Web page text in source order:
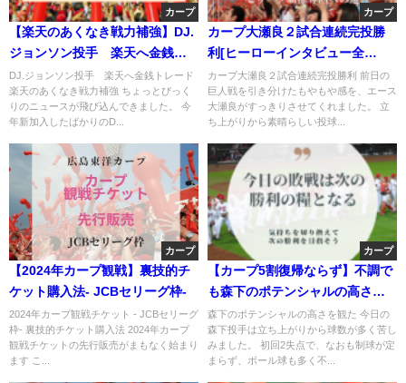
カープ
【楽天のあくなき戦力補強】DJ.
ジョンソン投手 楽天へ金銭ト
レード
DJ.ジョンソン投手 楽天へ金銭トレード
楽天のあくなき戦力補強 ちょっとびっく
りのニュースが飛び込んできました。 今
年新加入したばかりのD...
カープ
カープ大瀬良２試合連続完投勝
利[ヒーローインタビュー全
文] -またも三好が超絶プレーで
救う-
カープ大瀬良２試合連続完投勝利 前日の
巨人戦を引き分けたもやもや感を、エース
大瀬良がすっきりさせてくれました。 立
ち上がりから素晴らしい投球...
カープ
【2024年カープ観戦】裏技的チ
ケット購入法- JCBセリーグ枠-
2024年カープ観戦チケット - JCBセリーグ
枠- 裏技的チケット購入法 2024年カープ
観戦チケットの先行販売がまもなく始まり
ます こ...
カープ
【カープ5割復帰ならず】不調で
も森下のポテンシャルの高さを
感じた試合
森下のポテンシャルの高さを観た 今日の
森下投手は立ち上がりから球数が多く苦し
みました。 初回2失点で、なおも制球が定
まらず、ボール球も多く不...